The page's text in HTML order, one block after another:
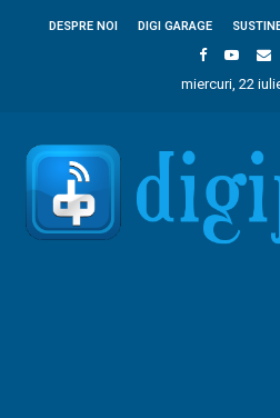
DESPRE NOI DIGI GARAGE
miercuri, 22